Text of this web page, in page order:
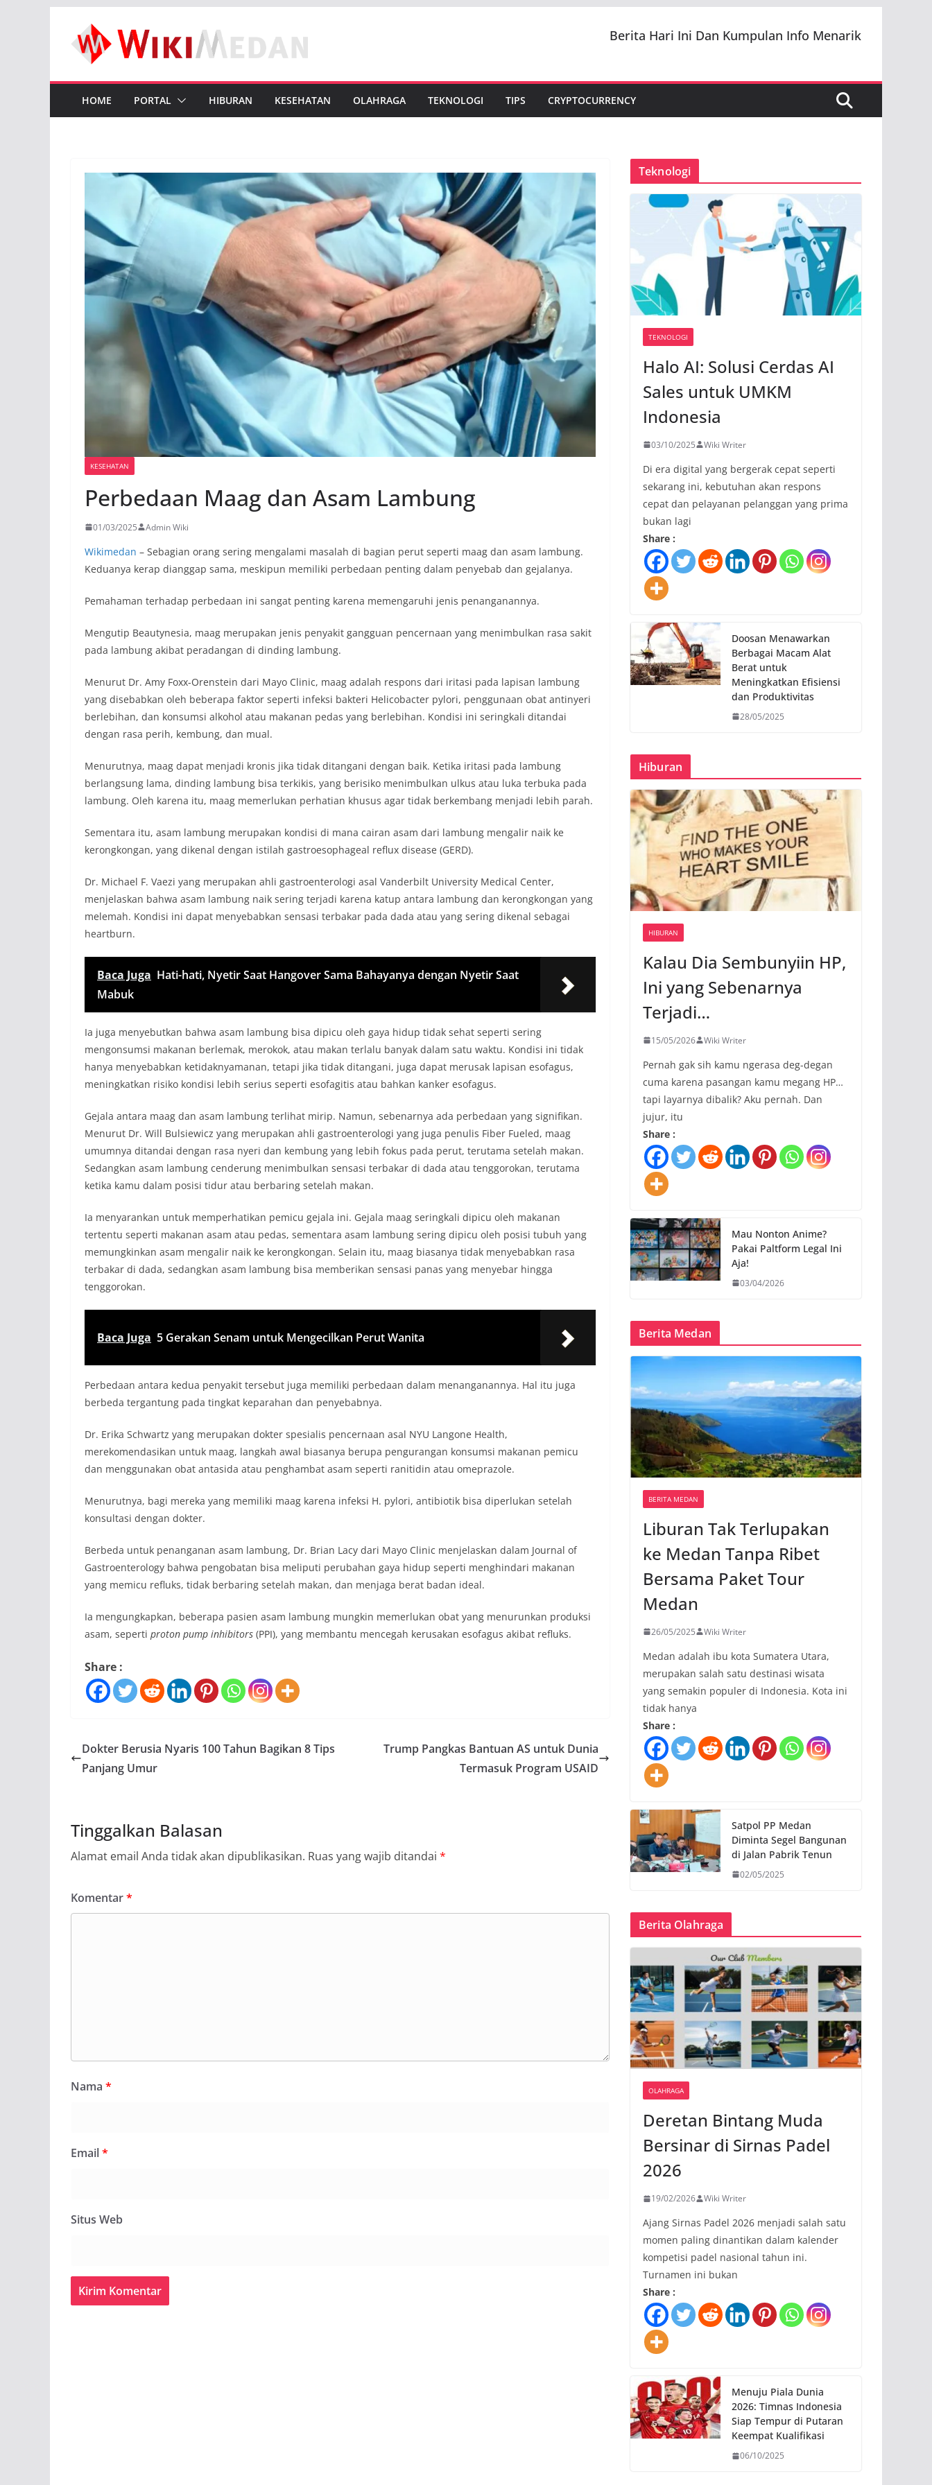
content
Berita Hari Ini Dan Kumpulan Info Menarik
HOME PORTAL HIBURAN KESEHATAN OLAHRAGA TEKNOLOGI TIPS CRYPTOCURRENCY
KESEHATAN
Perbedaan Maag dan Asam Lambung
01/03/2025 Admin Wiki
Wikimedan – Sebagian orang sering mengalami masalah di bagian perut seperti maag dan asam lambung.
Keduanya kerap dianggap sama, meskipun memiliki perbedaan penting dalam penyebab dan gejalanya.
Pemahaman terhadap perbedaan ini sangat penting karena memengaruhi jenis penanganannya.
Mengutip Beautynesia, maag merupakan jenis penyakit gangguan pencernaan yang menimbulkan rasa sakit
pada lambung akibat peradangan di dinding lambung.
Menurut Dr. Amy Foxx-Orenstein dari Mayo Clinic, maag adalah respons dari iritasi pada lapisan lambung
yang disebabkan oleh beberapa faktor seperti infeksi bakteri Helicobacter pylori, penggunaan obat antinyeri
berlebihan, dan konsumsi alkohol atau makanan pedas yang berlebihan. Kondisi ini seringkali ditandai
dengan rasa perih, kembung, dan mual.
Menurutnya, maag dapat menjadi kronis jika tidak ditangani dengan baik. Ketika iritasi pada lambung
berlangsung lama, dinding lambung bisa terkikis, yang berisiko menimbulkan ulkus atau luka terbuka pada
lambung. Oleh karena itu, maag memerlukan perhatian khusus agar tidak berkembang menjadi lebih parah.
Sementara itu, asam lambung merupakan kondisi di mana cairan asam dari lambung mengalir naik ke
kerongkongan, yang dikenal dengan istilah gastroesophageal reflux disease (GERD).
Dr. Michael F. Vaezi yang merupakan ahli gastroenterologi asal Vanderbilt University Medical Center,
menjelaskan bahwa asam lambung naik sering terjadi karena katup antara lambung dan kerongkongan yang
melemah. Kondisi ini dapat menyebabkan sensasi terbakar pada dada atau yang sering dikenal sebagai
heartburn.
Baca Juga Hati-hati, Nyetir Saat Hangover Sama Bahayanya dengan Nyetir Saat
Mabuk
Ia juga menyebutkan bahwa asam lambung bisa dipicu oleh gaya hidup tidak sehat seperti sering
mengonsumsi makanan berlemak, merokok, atau makan terlalu banyak dalam satu waktu. Kondisi ini tidak
hanya menyebabkan ketidaknyamanan, tetapi jika tidak ditangani, juga dapat merusak lapisan esofagus,
meningkatkan risiko kondisi lebih serius seperti esofagitis atau bahkan kanker esofagus.
Gejala antara maag dan asam lambung terlihat mirip. Namun, sebenarnya ada perbedaan yang signifikan.
Menurut Dr. Will Bulsiewicz yang merupakan ahli gastroenterologi yang juga penulis Fiber Fueled, maag
umumnya ditandai dengan rasa nyeri dan kembung yang lebih fokus pada perut, terutama setelah makan.
Sedangkan asam lambung cenderung menimbulkan sensasi terbakar di dada atau tenggorokan, terutama
ketika kamu dalam posisi tidur atau berbaring setelah makan.
Ia menyarankan untuk memperhatikan pemicu gejala ini. Gejala maag seringkali dipicu oleh makanan
tertentu seperti makanan asam atau pedas, sementara asam lambung sering dipicu oleh posisi tubuh yang
memungkinkan asam mengalir naik ke kerongkongan. Selain itu, maag biasanya tidak menyebabkan rasa
terbakar di dada, sedangkan asam lambung bisa memberikan sensasi panas yang menyebar hingga
tenggorokan.
Baca Juga 5 Gerakan Senam untuk Mengecilkan Perut Wanita
Perbedaan antara kedua penyakit tersebut juga memiliki perbedaan dalam menanganannya. Hal itu juga
berbeda tergantung pada tingkat keparahan dan penyebabnya.
Dr. Erika Schwartz yang merupakan dokter spesialis pencernaan asal NYU Langone Health,
merekomendasikan untuk maag, langkah awal biasanya berupa pengurangan konsumsi makanan pemicu
dan menggunakan obat antasida atau penghambat asam seperti ranitidin atau omeprazole.
Menurutnya, bagi mereka yang memiliki maag karena infeksi H. pylori, antibiotik bisa diperlukan setelah
konsultasi dengan dokter.
Berbeda untuk penanganan asam lambung, Dr. Brian Lacy dari Mayo Clinic menjelaskan dalam Journal of
Gastroenterology bahwa pengobatan bisa meliputi perubahan gaya hidup seperti menghindari makanan
yang memicu refluks, tidak berbaring setelah makan, dan menjaga berat badan ideal.
Ia mengungkapkan, beberapa pasien asam lambung mungkin memerlukan obat yang menurunkan produksi
asam, seperti proton pump inhibitors (PPI), yang membantu mencegah kerusakan esofagus akibat refluks.
Share :
Dokter Berusia Nyaris 100 Tahun Bagikan 8 Tips
Panjang Umur
Trump Pangkas Bantuan AS untuk Dunia
Termasuk Program USAID
Tinggalkan Balasan
Alamat email Anda tidak akan dipublikasikan. Ruas yang wajib ditandai *
Komentar*
Nama *
Email*
Situs Web
Teknologi
TEKNOLOGI
Halo AI: Solusi Cerdas AI
Sales untuk UMKM
Indonesia
03/10/2025 Wiki Writer
Di era digital yang bergerak cepat seperti
sekarang ini, kebutuhan akan respons
cepat dan pelayanan pelanggan yang prima
bukan lagi
Share :
Doosan Menawarkan
Berbagai Macam Alat
Berat untuk
Meningkatkan Efisiensi
dan Produktivitas
28/05/2025
Hiburan
HIBURAN
Kalau Dia Sembunyiin HP,
Ini yang Sebenarnya
Terjadi…
15/05/2026 Wiki Writer
Pernah gak sih kamu ngerasa deg-degan
cuma karena pasangan kamu megang HP…
tapi layarnya dibalik? Aku pernah. Dan
jujur, itu
Share :
Mau Nonton Anime?
Pakai Paltform Legal Ini
Aja!
03/04/2026
Berita Medan
BERITA MEDAN
Liburan Tak Terlupakan
ke Medan Tanpa Ribet
Bersama Paket Tour
Medan
26/05/2025 Wiki Writer
Medan adalah ibu kota Sumatera Utara,
merupakan salah satu destinasi wisata
yang semakin populer di Indonesia. Kota ini
tidak hanya
Share :
Satpol PP Medan
Diminta Segel Bangunan
di Jalan Pabrik Tenun
02/05/2025
Berita Olahraga
OLAHRAGA
Deretan Bintang Muda
Bersinar di Sirnas Padel
2026
19/02/2026 Wiki Writer
Ajang Sirnas Padel 2026 menjadi salah satu
momen paling dinantikan dalam kalender
kompetisi padel nasional tahun ini.
Turnamen ini bukan
Share :
Menuju Piala Dunia
2026: Timnas Indonesia
Siap Tempur di Putaran
Keempat Kualifikasi
06/10/2025